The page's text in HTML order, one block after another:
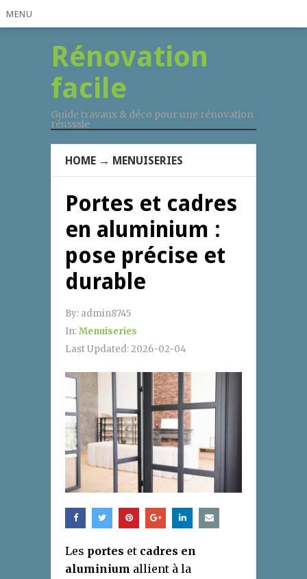
MENU
Rénovation
facile
Guide travaux & déco pour une rénovation
réusssie
HOME → MENUISERIES
Portes et cadres
en aluminium :
pose précise et
durable
By: admin8745
In:Menuiseries
Last Updated:2026-02-04
Les portes et cadres en
aluminium allient à la